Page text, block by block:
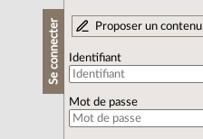
Se connecter Proposer un contenu
Identifiant
Mot de passe